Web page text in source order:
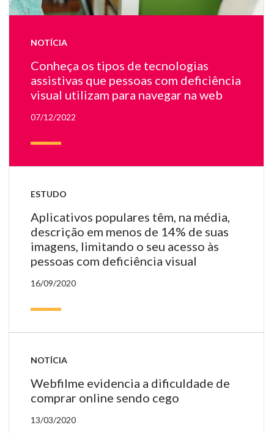
NOTÍCIA
Conheça os tipos de tecnologias
assistivas que pessoas com deficiência
visual utilizam para navegar na web
07/12/2022
ESTUDO
Aplicativos populares têm, na média,
descrição em menos de 14% de suas
imagens, limitando o seu acesso às
pessoas com deficiência visual
16/09/2020
NOTÍCIA
Webfilme evidencia a dificuldade de
comprar online sendo cego
13/03/2020